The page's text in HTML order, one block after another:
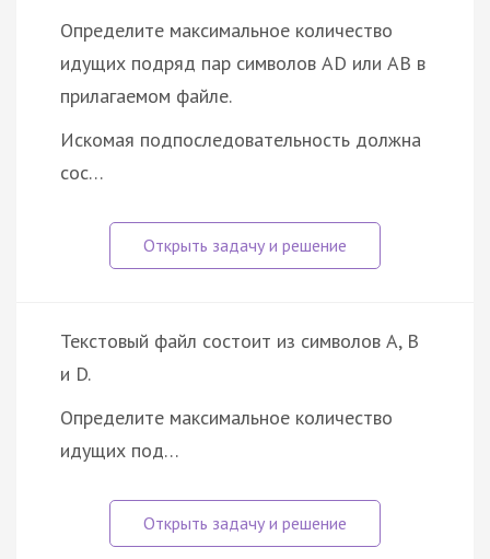
Определите максимальное количество
идущих подряд пар символов AD или AB в
прилагаемом файле.
Искомая подпоследовательность должна
сос…
Текстовый файл состоит из символов A, B
и D.
Определите максимальное количество
идущих под…